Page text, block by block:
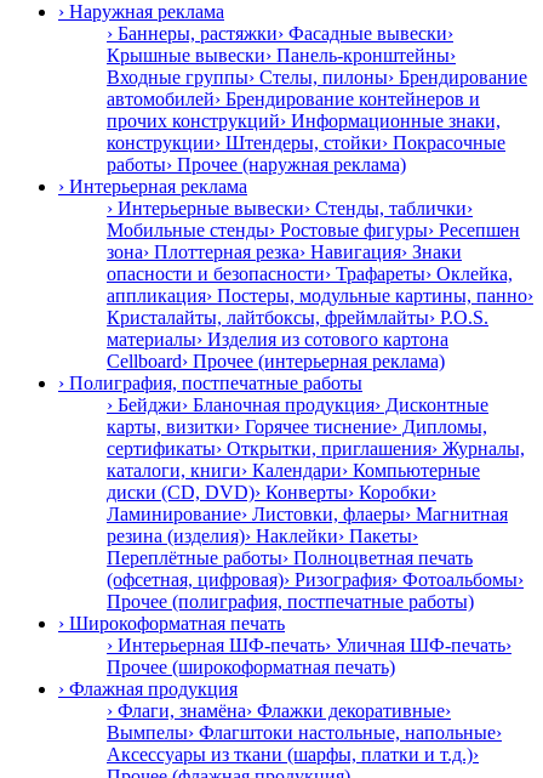
› Наружная реклама
› Баннеры, растяжки› Фасадные вывески›
Крышные вывески› Панель-кронштейны›
Входные группы› Стелы, пилоны› Брендирование
автомобилей› Брендирование контейнеров и
прочих конструкций› Информационные знаки,
конструкции› Штендеры, стойки› Покрасочные
работы› Прочее (наружная реклама)
› Интерьерная реклама
› Интерьерные вывески› Стенды, таблички›
Мобильные стенды› Ростовые фигуры› Ресепшен
зона› Плоттерная резка› Навигация› Знаки
опасности и безопасности› Трафареты› Оклейка,
аппликация› Постеры, модульные картины, панно›
Кристалайты, лайтбоксы, фреймлайты› P.O.S.
материалы› Изделия из сотового картона
Cellboard› Прочее (интерьерная реклама)
› Полиграфия, постпечатные работы
› Бейджи› Бланочная продукция› Дисконтные
карты, визитки› Горячее тиснение› Дипломы,
сертификаты› Открытки, приглашения› Журналы,
каталоги, книги› Календари› Компьютерные
диски (CD, DVD)› Конверты› Коробки›
Ламинирование› Листовки, флаеры› Магнитная
резина (изделия)› Наклейки› Пакеты›
Переплётные работы› Полноцветная печать
(офсетная, цифровая)› Ризография› Фотоальбомы›
Прочее (полиграфия, постпечатные работы)
› Широкоформатная печать
› Интерьерная ШФ-печать› Уличная ШФ-печать›
Прочее (широкоформатная печать)
› Флажная продукция
› Флаги, знамёна› Флажки декоративные›
Вымпелы› Флагштоки настольные, напольные›
Аксессуары из ткани (шарфы, платки и т.д.)›